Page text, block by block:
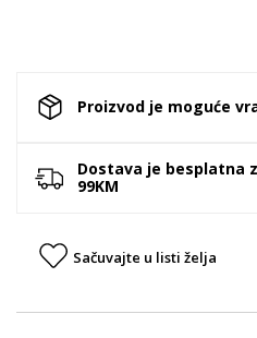
Proizvod je moguće
Dostava je besplatna
99KM
Sačuvajte u listi želja